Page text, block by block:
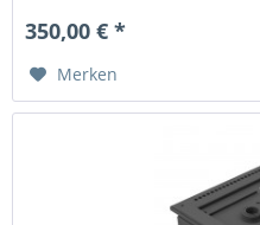
350,00 € *
Merken